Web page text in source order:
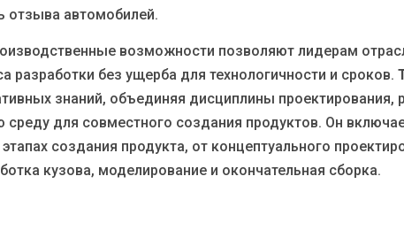
автомобилей.
возможности позволяют лидерам
разработки без ущерба для технологичности и сроков.
знаний, объединяя дисциплины проектирования,
для совместного создания продуктов. Он
создания продукта, от концептуального
кузова, моделирование и окончательная сборка.